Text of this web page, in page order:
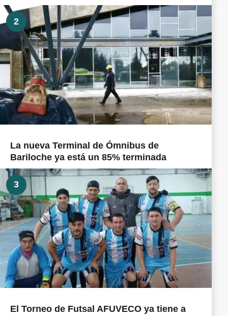
2
La nueva Terminal de Ómnibus de
Bariloche ya está un 85% terminada
3
El Torneo de Futsal AFUVECO ya tiene a